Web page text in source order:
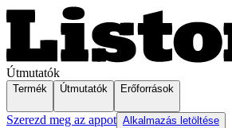
Útmutatók
Termék Útmutatók Erőforrások
Szerezd meg az appot Alkalmazás letöltése